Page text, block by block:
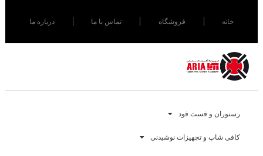
خانه فروشگاه تماس با ما درباره ما
رستوران و فست فود
کافی شاپ و تجهیزات نوشیدنی